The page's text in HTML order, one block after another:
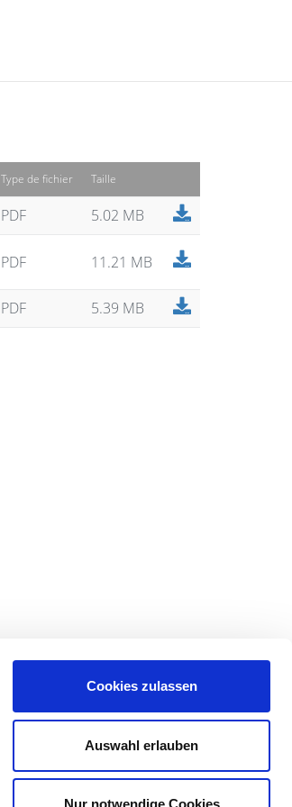
Cookies zulassen
Auswahl erlauben
Nur notwendige Cookies
Type de fichier Taille
PDF
5.02 MB
PDF 11.21 MB
PDF 5.39 MB